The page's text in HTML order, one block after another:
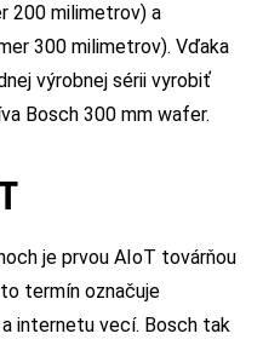
200 milimetrov) a
300 milimetrov). Vďaka
výrobnej sérii vyrobiť
Bosch 300 mm wafer.
je prvou AIoT továrňou
termín označuje
internetu vecí. Bosch tak